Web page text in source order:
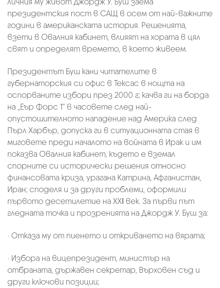
президентския пост в САЩ в осем от най-важните
години в американската история. Решенията,
взети в Овалния кабинет, влияят на хората в цял
свят и определят времето, в което живеем.
Президентът Буш кани читателите в
губернаторския си офис в Тексас в нощта на
оспорваните избори през 2000 г; качва ги на борда
на „Еър Форс 1” в часовете след най-
опустошителното нападение над Америка след
Пърл Харбър, допуска ги в ситуационната стая в
миговете преди началото на войната в Ирак и им
показва Овалния кабинет, където е вземал
спорните си исторически решения относно
финансовата криза, урагана Катрина, Афганистан,
Иран; споделя и за други проблеми, оформили
първото десетилетие на ХХІ век. За първи път
гледната точка и прозренията на Джордж У. Буш за:
· Отказа му от пиенето и откриването на вярата;
· Избора на вицепрезидент, министър на
отбраната, държавен секретар, Върховен съд и
други ключови позиции;